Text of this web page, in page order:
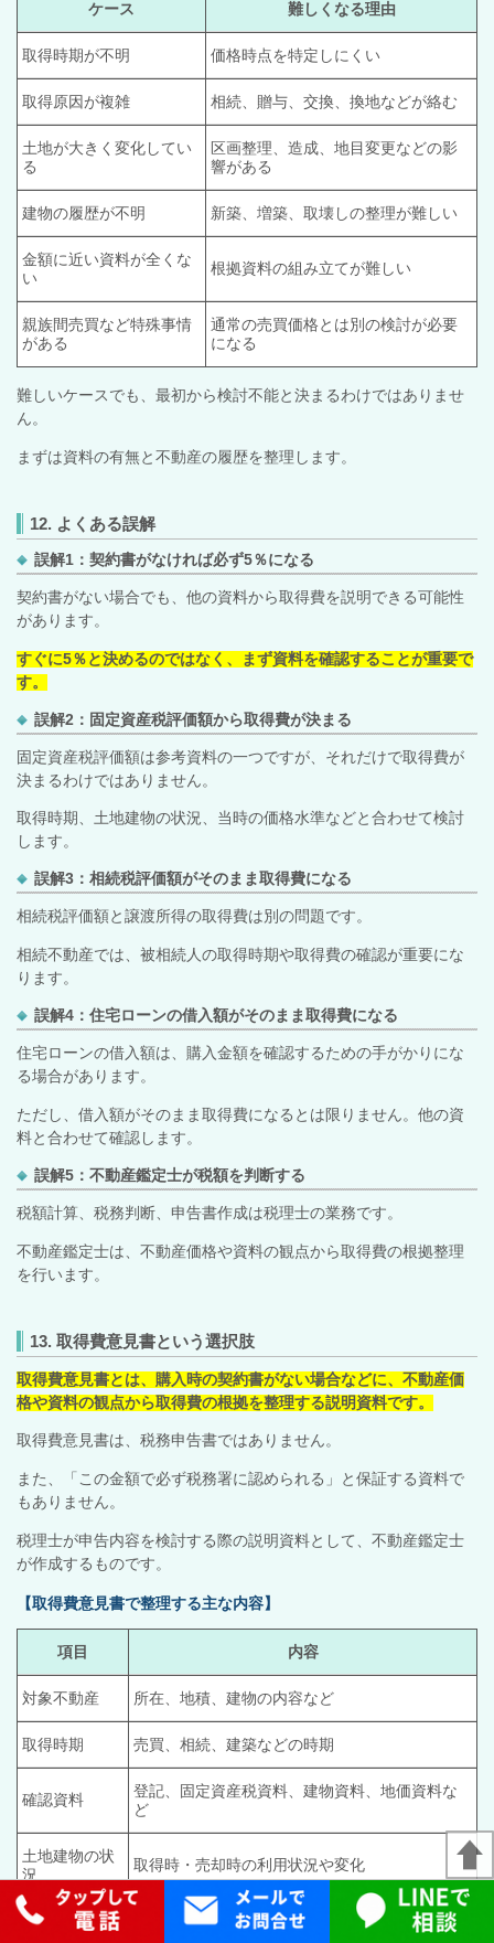
ケース 難しくなる理由
取得時期が不明 価格時点を特定しにくい
取得原因が複雑 相続、贈与、交換、換地などが絡む
土地が大きく変化してい
る
区画整理、造成、地目変更などの影
響がある
建物の履歴が不明 新築、増築、取壊しの整理が難しい
金額に近い資料が全くな
い
根拠資料の組み立てが難しい
親族間売買など特殊事情
がある
通常の売買価格とは別の検討が必要
になる
難しいケースでも、最初から検討不能と決まるわけではありませ
ん。
まずは資料の有無と不動産の履歴を整理します。
12. よくある誤解
誤解1：契約書がなければ必ず5％になる
契約書がない場合でも、他の資料から取得費を説明できる可能性
があります。
すぐに5％と決めるのではなく、まず資料を確認することが重要で
す。
誤解2：固定資産税評価額から取得費が決まる
固定資産税評価額は参考資料の一つですが、それだけで取得費が
決まるわけではありません。
取得時期、土地建物の状況、当時の価格水準などと合わせて検討
します。
誤解3：相続税評価額がそのまま取得費になる
相続税評価額と譲渡所得の取得費は別の問題です。
相続不動産では、被相続人の取得時期や取得費の確認が重要にな
ります。
誤解4：住宅ローンの借入額がそのまま取得費になる
住宅ローンの借入額は、購入金額を確認するための手がかりにな
る場合があります。
ただし、借入額がそのまま取得費になるとは限りません。他の資
料と合わせて確認します。
誤解5：不動産鑑定士が税額を判断する
税額計算、税務判断、申告書作成は税理士の業務です。
不動産鑑定士は、不動産価格や資料の観点から取得費の根拠整理
を行います。
13. 取得費意見書という選択肢
取得費意見書とは、購入時の契約書がない場合などに、不動産価
格や資料の観点から取得費の根拠を整理する説明資料です。
取得費意見書は、税務申告書ではありません。
また、「この金額で必ず税務署に認められる」と保証する資料で
もありません。
税理士が申告内容を検討する際の説明資料として、不動産鑑定士
が作成するものです。
【取得費意見書で整理する主な内容】
項目 内容
対象不動産 所在、地積、建物の内容など
取得時期 売買、相続、建築などの時期
確認資料
登記、固定資産税資料、建物資料、地価資料な
ど
土地建物の状
況
取得時・売却時の利用状況や変化
価格水準 取得時点の不動産価格に関する検討